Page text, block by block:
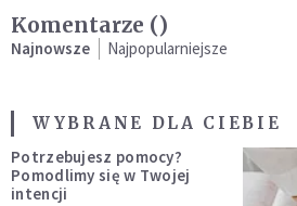
Komentarze ()
Najnowsze Najpopularniejsze
WYBRANE DLA CIEBIE
Potrzebujesz pomocy?
Pomodlimy się w Twojej
intencji